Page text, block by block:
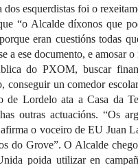
esquerdistas foi o
“o Alcalde díxonos que
eran cuestións todas
a ese documento, e amosar
do PXOM, buscar
un comedor
de Lordelo ata a Casa da
outras actuacións. “Os
o voceiro de EU Juan
do Grove”. O Alcalde
poida utilizar en